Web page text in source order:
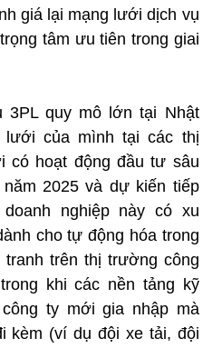
giá lại mạng lưới dịch vụ
tâm ưu tiên trong giai
3PL quy mô lớn tại Nhật
lưới của mình tại các thị
có hoạt động đầu tư sâu
2025 và dự kiến tiếp
nghiệp này có xu
cho tự động hóa trong
trên thị trường công
khi các nền tảng kỹ
ty mới gia nhập mà
kèm (ví dụ đội xe tải, đội